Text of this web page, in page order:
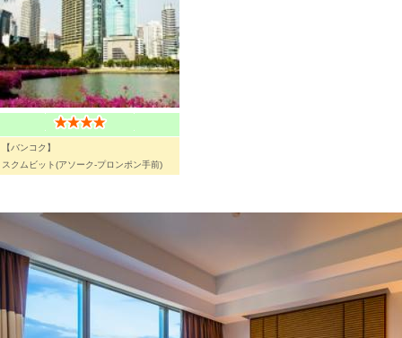
【バンコク】
スクムビット(アソーク-プロンポン手前)